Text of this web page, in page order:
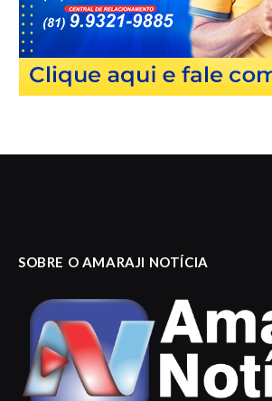
SOBRE O AMARAJI NOTÍCIA